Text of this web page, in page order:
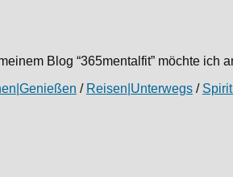
Blog “365mentalfit” möchte
/ Reisen|Unterwegs /